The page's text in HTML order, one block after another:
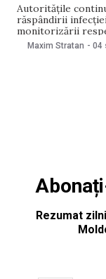
Autoritățile
răspândirii
monitorizării
economici a
Extraordinară de
Maxim Stratan - 04
Rezumat